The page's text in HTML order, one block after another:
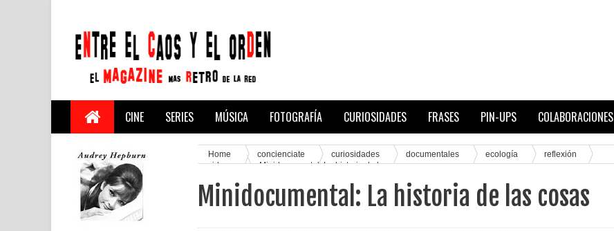
CINE SERIES MÚSICA FOTOGRAFÍA CURIOSIDADES FRASES PIN-UPS COLABORACIONES
Home concienciate curiosidades documentales ecología
reflexión
videos
Minidocumental: La historia de las cosas
Minidocumental: La historia de las cosas